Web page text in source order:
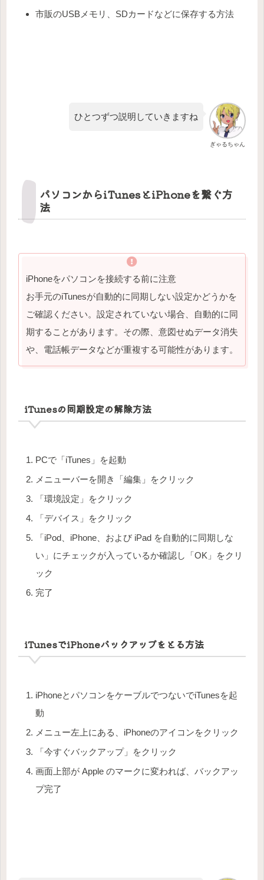
市販のUSBメモリ、SDカードなどに保存する方法
ぎゃるちゃん
ひとつずつ説明していきますね
パソコンからiTunesとiPhoneを繋ぐ方
法
iPhoneをパソコンを接続する前に注意
お手元のiTunesが自動的に同期しない設定かどうかを
ご確認ください。設定されていない場合、自動的に同
期することがあります。その際、意図せぬデータ消失
や、電話帳データなどが重複する可能性があります。
iTunesの同期設定の解除方法
PCで「iTunes」を起動
メニューバーを開き「編集」をクリック
「環境設定」をクリック
「デバイス」をクリック
「iPod、iPhone、および iPad を自動的に同期しな
い」にチェックが入っているか確認し「OK」をクリ
ック
完了
iTunesでiPhoneバックアップをとる方法
iPhoneとパソコンをケーブルでつないでiTunesを起
動
メニュー左上にある、iPhoneのアイコンをクリック
「今すぐバックアップ」をクリック
画面上部が Apple のマークに変われば、バックアッ
プ完了